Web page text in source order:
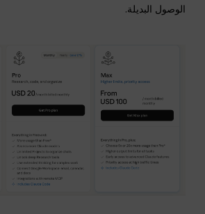
الوصول البديلة.